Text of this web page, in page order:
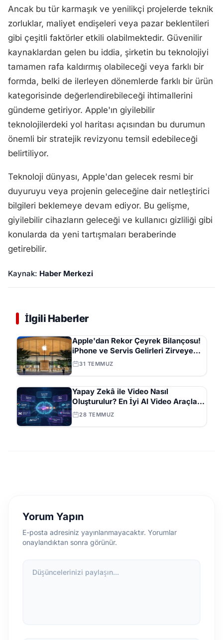
Ancak bu tür karmaşık ve yenilikçi projelerde teknik
zorluklar, maliyet endişeleri veya pazar beklentileri
gibi çeşitli faktörler etkili olabilmektedir. Güvenilir
kaynaklardan gelen bu iddia, şirketin bu teknolojiyi
tamamen rafa kaldırmış olabileceği veya farklı bir
formda, belki de ilerleyen dönemlerde farklı bir ürün
kategorisinde değerlendirebileceği ihtimallerini
gündeme getiriyor. Apple'ın giyilebilir
teknolojilerdeki yol haritası açısından bu durumun
önemli bir stratejik revizyonu temsil edebileceği
belirtiliyor.
Teknoloji dünyası, Apple'dan gelecek resmi bir
duyuruyu veya projenin geleceğine dair netleştirici
bilgileri beklemeye devam ediyor. Bu gelişme,
giyilebilir cihazların geleceği ve kullanıcı gizliliği gibi
konularda da yeni tartışmaları beraberinde
getirebilir.
Kaynak: Haber Merkezi
İlgili Haberler
Apple'dan Rekor Çeyrek Bilançosu!
iPhone ve Servis Gelirleri Zirveye
Çıktı
31 TEMMUZ
Yapay Zekâ ile Video Nasıl
Oluşturulur? En İyi AI Video Araçları
ve İpuçları Tam Listesi
28 TEMMUZ
Yorum Yapın
E-posta adresiniz yayınlanmayacaktır. Yorumlar
onaylandıktan sonra görünür.
Düşüncelerinizi paylaşın...